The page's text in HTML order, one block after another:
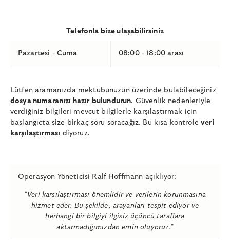
Telefonla bize ulaşabilirsiniz
Pazartesi - Cuma 08:00 - 18:00 arası
Lütfen aramanızda mektubunuzun üzerinde bulabileceğiniz
dosya numaranızı hazır bulundurun. Güvenlik nedenleriyle
verdiğiniz bilgileri mevcut bilgilerle karşılaştırmak için
başlangıçta size birkaç soru soracağız. Bu kısa kontroleveri
karşılaştırması diyoruz.
Operasyon Yöneticisi Ralf Hoffmann açıklıyor:
"Veri karşılaştırması önemlidir ve verilerin korunmasına
hizmet eder. Bu şekilde, arayanları tespit ediyor ve
herhangi bir bilgiyi ilgisiz üçüncü taraflara
aktarmadığımızdan emin oluyoruz."